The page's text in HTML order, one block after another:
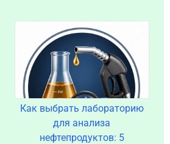
Как выбрать лабораторию
для анализа
нефтепродуктов: 5